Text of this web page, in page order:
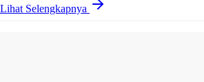
Lihat Selengkapnya